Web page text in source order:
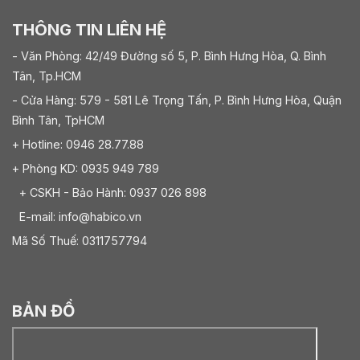
công nghệ chống gỉ, chống ăn mòn và khóa điện tử
tiện lợi – giúp nâng tầm giá trị sử dụng của sản phẩm.
Các loại khóa tủ Hafele phổ biến hiện nay
THÔNG TIN LIÊN HỆ
- Văn Phòng: 42/49 Đường số 5, P. Bình Hưng Hòa, Q. Bình
Tân, Tp.HCM
- Cửa Hàng: 579 - 581 Lê Trọng Tấn, P. Bình Hưng Hòa, Quận
Bình Tân, TpHCM
+ Hotline: 0946 28.77.88
+ Phòng KD: 0935 949 789
+ CSKH - Bảo Hành: 0937 026 898
E-mail: info@habico.vn
Mã Số Thuế: 0311757794
BẢN ĐỒ